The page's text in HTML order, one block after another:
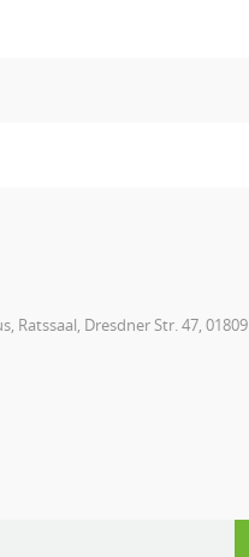
Ratssaal, Dresdner Str. 47, 01809